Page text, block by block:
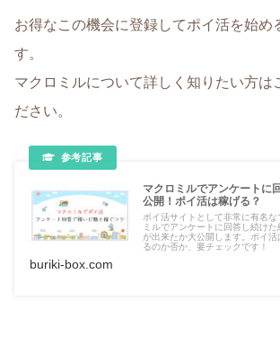
お得なこの機会に登録してポイ活を始め
す。
マクロミルについて詳しく知りたい方は
ださい。
マクロミルでアンケートに
公開！ポイ活は稼げる？
ポイ活サイトとして非常に有名
ミルでアンケートに回答し続け
が出来たか大公開します。ポイ活
るのか否か、要チェックです！
buriki-box.com